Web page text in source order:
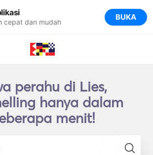
cepat dan mudah BUKA
perahu di Lies,
hanya dalam
menit!